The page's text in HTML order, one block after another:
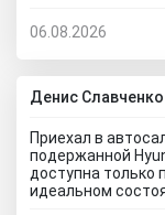
предложили
клиента это
все быстро и
ждать , пока
справятся так
06.08.2026
Денис Славченко
Приехал в
подержанной
доступна только
идеальном